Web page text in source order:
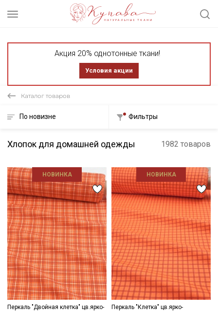
Акция 20% однотонные ткани!
Условия акции
Каталог товаров
По новизне Фильтры
Хлопок для домашней одежды 1982 товаров
НОВИНКА
Перкаль "Двойная клетка" цв.ярко-
НОВИНКА
Перкаль "Клетка" цв.ярко-